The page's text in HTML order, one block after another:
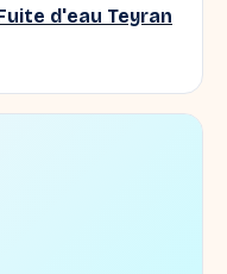
d'eau Teyran